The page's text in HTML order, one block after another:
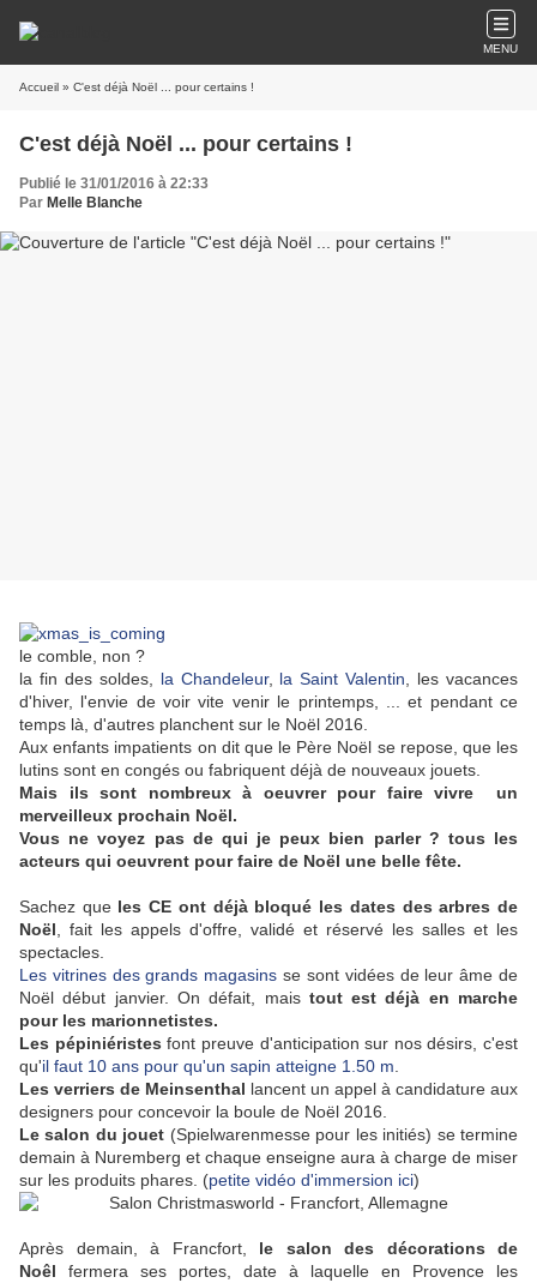
MENU
Accueil » C'est déjà Noël ... pour certains !
C'est déjà Noël ... pour certains !
Publié le 31/01/2016 à 22:33
Par Melle Blanche
le comble, non ?
la fin des soldes, la Chandeleur, la Saint Valentin , les vacances
d'hiver, l'envie de voir vite venir le printemps, ... et pendant ce
temps là, d'autres planchent sur le Noël 2016.
Aux enfants impatients on dit que le Père Noël se repose, que les
lutins sont en congés ou fabriquent déjà de nouveaux jouets.
Mais ils sont nombreux à oeuvrer pour faire vivre un
merveilleux prochain Noël.
Vous ne voyez pas de qui je peux bien parler ? tous les
acteurs qui oeuvrent pour faire de Noël une belle fête.
Sachez que les CE ont déjà bloqué les dates des arbres de
Noël , fait les appels d'offre, validé et réservé les salles et les
spectacles.
Les vitrines des grands magasins se sont vidées de leur âme de
Noël début janvier. On défait, mais tout est déjà en marche
pour les marionnetistes.
Les pépiniéristes font preuve d'anticipation sur nos désirs, c'est
qu'il faut 10 ans pour qu'un sapin atteigne 1.50 m
Les verriers de Meinsenthal lancent un appel à candidature aux
designers pour concevoir la boule de Noël 2016.
Le salon du jouet (Spielwarenmesse pour les initiés) se termine
demain à Nuremberg et chaque enseigne aura à charge de miser
sur les produits phares. (petite vidéo d'immersion ici)
Après demain, à Francfort, le salon des décorations de
Noêl fermera ses portes, date à laquelle en Provence les